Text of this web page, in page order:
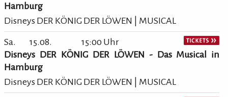
Hamburg
Disneys DER KÖNIG DER LÖWEN | MUSICAL
Sa. 15.08.
15:00 Uhr
Disneys DER KÖNIG DER LÖWEN - Das Musical in
Hamburg
Disneys DER KÖNIG DER LÖWEN | MUSICAL